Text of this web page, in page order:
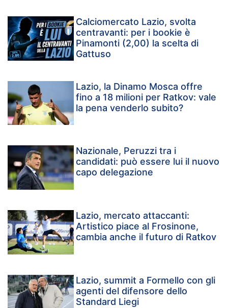
Calciomercato Lazio, svolta
centravanti: per i bookie è
Pinamonti (2,00) la scelta di
Gattuso
Lazio, la Dinamo Mosca offre
fino a 18 milioni per Ratkov: vale
la pena venderlo subito?
Nazionale, Peruzzi tra i
candidati: può essere lui il nuovo
capo delegazione
Lazio, mercato attaccanti:
Artistico piace al Frosinone,
cambia anche il futuro di Ratkov
Lazio, summit a Formello con gli
agenti del difensore dello
Standard Liegi